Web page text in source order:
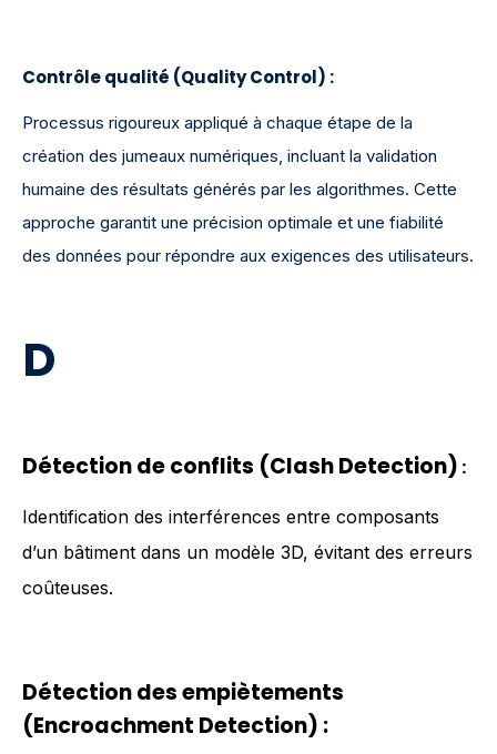
Contrôle qualité (Quality Control) :
Processus rigoureux appliqué à chaque étape de la
création des jumeaux numériques, incluant la validation
humaine des résultats générés par les algorithmes. Cette
approche garantit une précision optimale et une fiabilité
des données pour répondre aux exigences des utilisateurs.
D
Détection de conflits (Clash Detection) :
Identification des interférences entre composants
d’un bâtiment dans un modèle 3D, évitant des erreurs
coûteuses.
Détection des empiètements
(Encroachment Detection) :